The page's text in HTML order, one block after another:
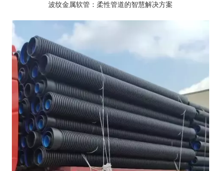
波纹金属软管：柔性管道的智慧解决方案